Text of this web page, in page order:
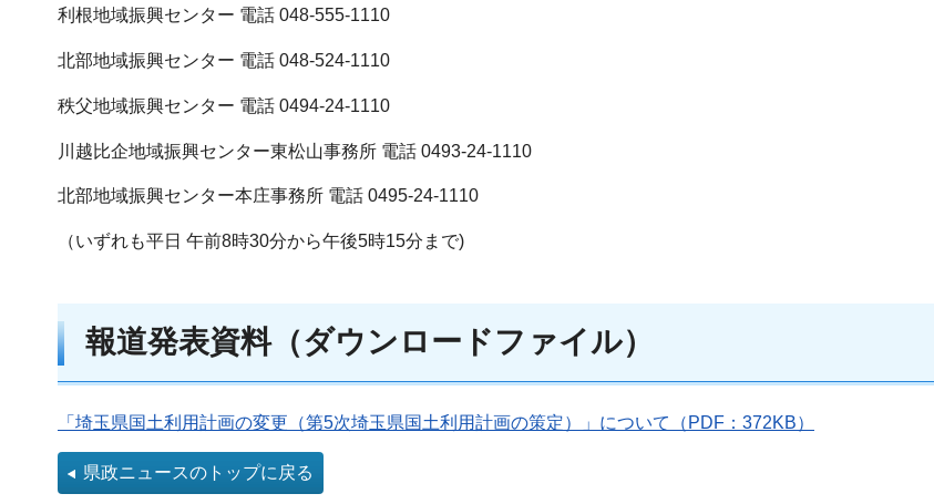
利根地域振興センター 電話 048-555-1110
北部地域振興センター 電話 048-524-1110
秩父地域振興センター 電話 0494-24-1110
川越比企地域振興センター東松山事務所 電話 0493-24-1110
北部地域振興センター本庄事務所 電話 0495-24-1110
（いずれも平日 午前8時30分から午後5時15分まで)
報道発表資料（ダウンロードファイル）
「埼玉県国土利用計画の変更（第5次埼玉県国土利用計画の策定）」について（PDF：372KB）
県政ニュースのトップに戻る